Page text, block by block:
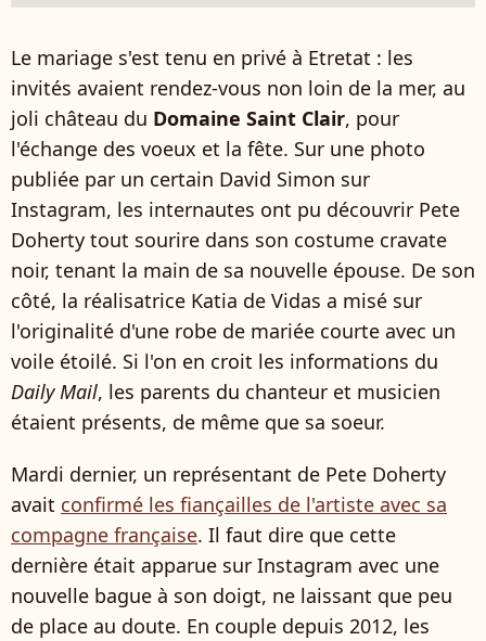
Le mariage s'est tenu en privé à Etretat : les
invités avaient rendez-vous non loin de la mer, au
joli château du Domaine Saint Clair, pour
l'échange des voeux et la fête. Sur une photo
publiée par un certain David Simon sur
Instagram, les internautes ont pu découvrir Pete
Doherty tout sourire dans son costume cravate
noir, tenant la main de sa nouvelle épouse. De son
côté, la réalisatrice Katia de Vidas a misé sur
l'originalité d'une robe de mariée courte avec un
voile étoilé. Si l'on en croit les informations du
Daily Mail, les parents du chanteur et musicien
étaient présents, de même que sa soeur.
Mardi dernier, un représentant de Pete Doherty
avait confirmé les fiançailles de l'artiste avec sa
compagne française. Il faut dire que cette
dernière était apparue sur Instagram avec une
nouvelle bague à son doigt, ne laissant que peu
de place au doute. En couple depuis 2012, les